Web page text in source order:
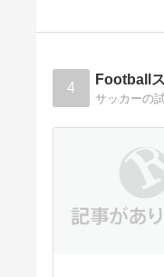
4 Football
サッカーの